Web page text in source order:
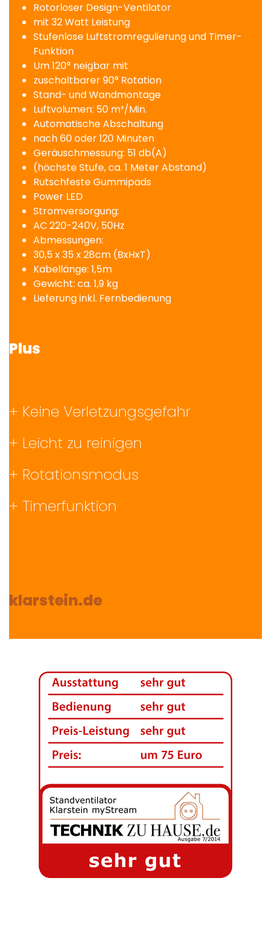
Rotorloser Design-Ventilator
mit 32 Watt Leistung
Stufenlose Luftstromregulierung und Timer-
Funktion
Um 120° neigbar mit
zuschaltbarer 90° Rotation
Stand- und Wandmontage
Luftvolumen: 50 m³/Min.
Automatische Abschaltung
nach 60 oder 120 Minuten
Geräuschmessung: 51 db(A)
(höchste Stufe, ca. 1 Meter Abstand)
Rutschfeste Gummipads
Power LED
Stromversorgung:
AC 220-240V, 50Hz
Abmessungen:
30,5 x 35 x 28cm (BxHxT)
Kabellänge: 1,5m
Gewicht: ca. 1,9 kg
Lieferung inkl. Fernbedienung
Plus
+ Keine Verletzungsgefahr
+ Leicht zu reinigen
+ Rotationsmodus
+ Timerfunktion
klarstein.de